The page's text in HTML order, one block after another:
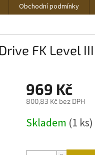
Obchodní podmínky
FK Level III
969 Kč
800,83 Kč bez DPH
cena:
Skladem (1 ks)